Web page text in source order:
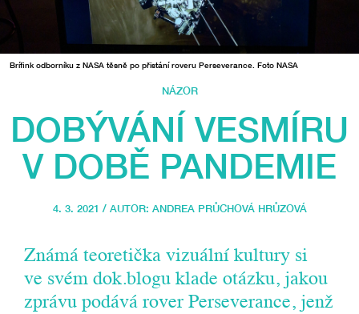
Brífink odborníku z NASA těsně po přistání roveru Perseverance. Foto NASA
NÁZOR
DOBÝVÁNÍ VESMÍRU
V DOBĚ PANDEMIE
4. 3. 2021 / AUTOR: ANDREA PRŮCHOVÁ HRŮZOVÁ
Známá teoretička vizuální kultury si
ve svém dok.blogu klade otázku, jakou
zprávu podává rover Perseverance, jenž